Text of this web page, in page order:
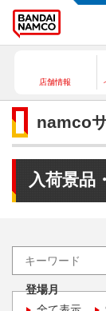
店舗情報
namco
入荷景品
登場月